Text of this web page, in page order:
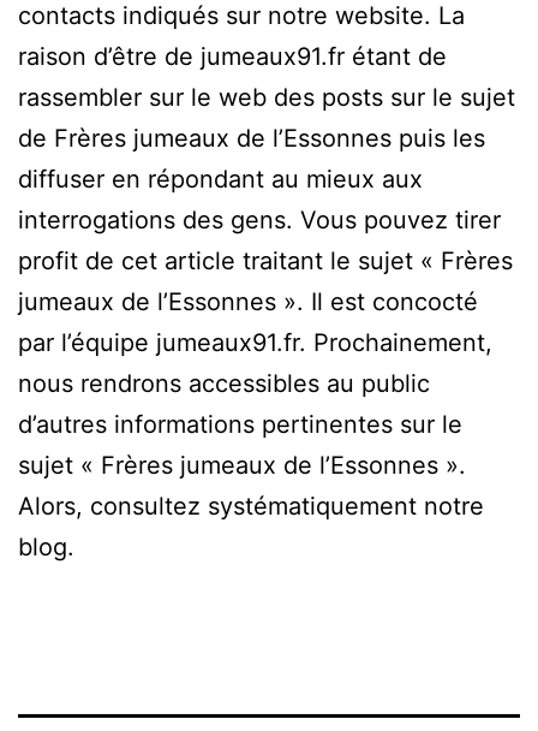
contacts indiqués sur notre website. La
raison d’être de jumeaux91.fr étant de
rassembler sur le web des posts sur le sujet
de Frères jumeaux de l’Essonnes puis les
diffuser en répondant au mieux aux
interrogations des gens. Vous pouvez tirer
profit de cet article traitant le sujet « Frères
jumeaux de l’Essonnes ». Il est concocté
par l’équipe jumeaux91.fr. Prochainement,
nous rendrons accessibles au public
d’autres informations pertinentes sur le
sujet « Frères jumeaux de l’Essonnes ».
Alors, consultez systématiquement notre
blog.